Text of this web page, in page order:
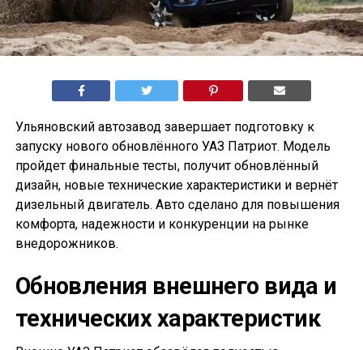
Ульяновский автозавод завершает подготовку к
запуску нового обновлённого УАЗ Патриот. Модель
пройдет финальные тесты, получит обновлённый
дизайн, новые технические характеристики и вернёт
дизельный двигатель. Авто сделано для повышения
комфорта, надежности и конкуренции на рынке
внедорожников.
Обновления внешнего вида и
технических характеристик